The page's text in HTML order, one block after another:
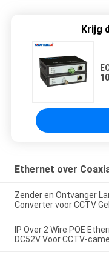
Krijg
Ethernet over
Zender en Ontvanger
Converter voor CCTV
IP Over 2 Wire POE
DC52V Voor CCTV-